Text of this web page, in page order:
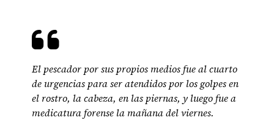
El pescador por sus propios medios fue al cuarto
de urgencias para ser atendidos por los golpes en
el rostro, la cabeza, en las piernas, y luego fue a
medicatura forense la mañana del viernes.